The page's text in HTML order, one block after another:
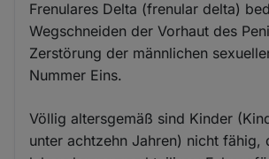
Frenulares Delta (frenular delta)
Wegschneiden der Vorhaut des
Zerstörung der männlichen
Nummer Eins.
Völlig altersgemäß sind Kinder
unter achtzehn Jahren) nicht fähig,